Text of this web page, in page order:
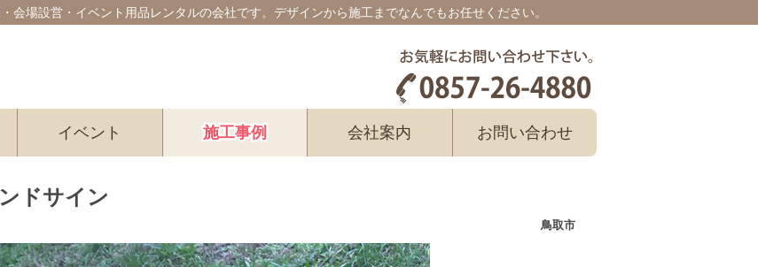
会場設営・イベント用品レンタルの会社です。デザインから施工までなんでもお任せください。
イベント 施工事例 会社案内 お問い合わせ
ドサイン
鳥取市